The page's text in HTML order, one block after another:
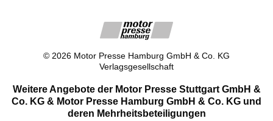
© 2026 Motor Presse Hamburg GmbH & Co. KG
Verlagsgesellschaft
Weitere Angebote der Motor Presse Stuttgart GmbH &
Co. KG & Motor Presse Hamburg GmbH & Co. KG und
deren Mehrheitsbeteiligungen